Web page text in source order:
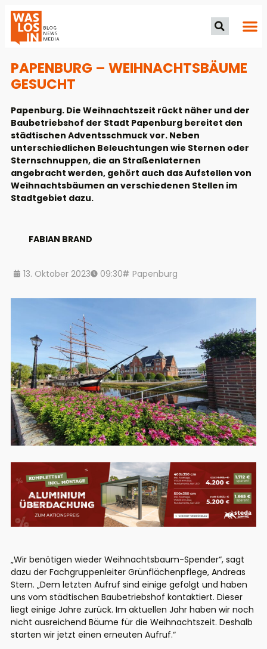
PAPENBURG – WEIHNACHTSBÄUME
GESUCHT
Papenburg. Die Weihnachtszeit rückt näher und der
Baubetriebshof der Stadt Papenburg bereitet den
städtischen Adventsschmuck vor. Neben
unterschiedlichen Beleuchtungen wie Sternen oder
Sternschnuppen, die an Straßenlaternen
angebracht werden, gehört auch das Aufstellen von
Weihnachtsbäumen an verschiedenen Stellen im
Stadtgebiet dazu.
FABIAN BRAND
13. Oktober 2023 09:30 Papenburg
„Wir benötigen wieder Weihnachtsbaum-Spender“, sagt
dazu der Fachgruppenleiter Grünflächenpflege, Andreas
Stern. „Dem letzten Aufruf sind einige gefolgt und haben
uns vom städtischen Baubetriebshof kontaktiert. Dieser
liegt einige Jahre zurück. Im aktuellen Jahr haben wir noch
nicht ausreichend Bäume für die Weihnachtszeit. Deshalb
starten wir jetzt einen erneuten Aufruf.“